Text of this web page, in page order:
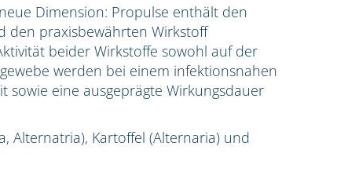
Dimension: Propulse enthält den
den praxisbewährten Wirkstoff
beider Wirkstoffe sowohl auf der
werden bei einem infektionsnahen
sowie eine ausgeprägte Wirkungsdauer
Alternatria), Kartoffel (Alternaria) und